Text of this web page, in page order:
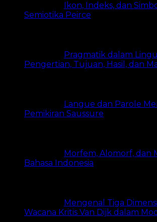
Ikon, Indeks, dan
Semiotika Peirce
Pragmatik dalam
Pengertian, Tujuan, Hasil, dan
Langue dan Parole
Pemikiran Saussure
Morfem, Alomorf, dan
Bahasa Indonesia
Mengenal Tiga
Wacana Kritis Van Dijk dalam